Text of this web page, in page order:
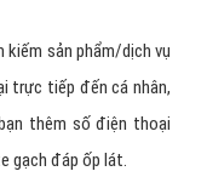
kiếm sản phẩm/dịch vụ
trực tiếp đến cá nhân,
thêm số điện thoại
gạch đáp ốp lát.